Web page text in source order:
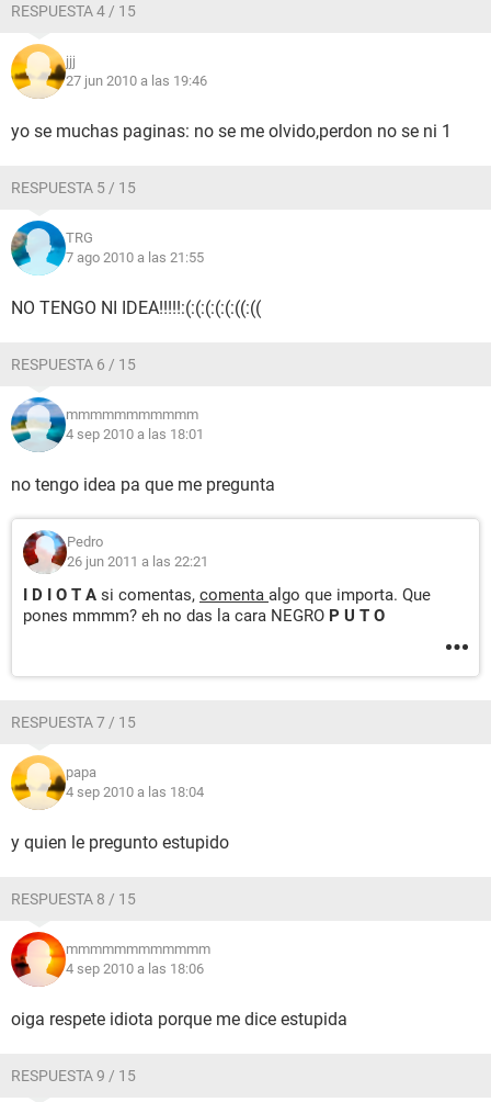
RESPUESTA 4 / 15
jjj
27 jun 2010 a las 19:46
yo se muchas paginas: no se me olvido,perdon no se ni 1
RESPUESTA 5 / 15
TRG
7 ago 2010 a las 21:55
NO TENGO NI IDEA!!!!!:(:(:(:(:(:((:((
RESPUESTA 6 / 15
mmmmmmmmmmm
4 sep 2010 a las 18:01
no tengo idea pa que me pregunta
Pedro
26 jun 2011 a las 22:21
I D I O T A si comentas, comenta algo que importa. Que
pones mmmm? eh no das la cara NEGRO P U T O
RESPUESTA 7 / 15
papa
4 sep 2010 a las 18:04
y quien le pregunto estupido
RESPUESTA 8 / 15
mmmmmmmmmmmm
4 sep 2010 a las 18:06
oiga respete idiota porque me dice estupida
RESPUESTA 9 / 15